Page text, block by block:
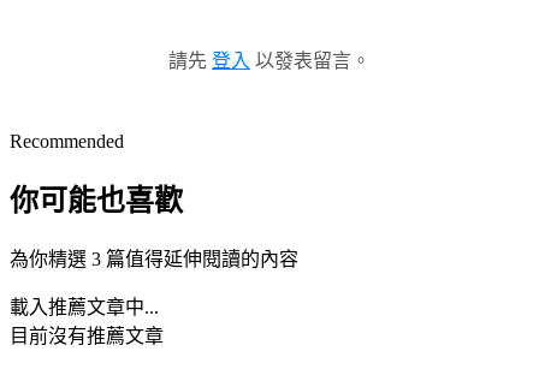
請先 登入 以發表留言。
Recommended
你可能也喜歡
為你精選 3 篇值得延伸閱讀的內容
載入推薦文章中...
目前沒有推薦文章